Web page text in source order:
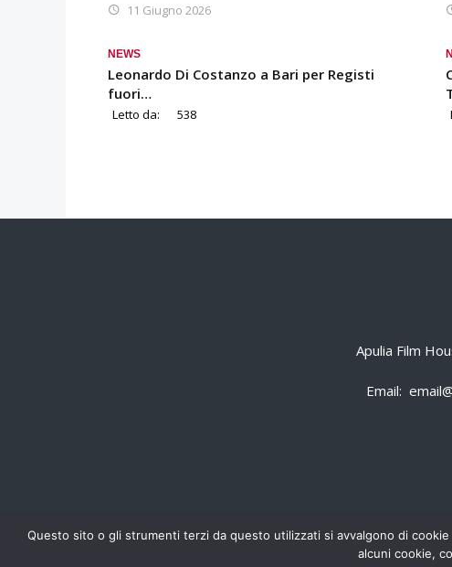
11 Giugno 2026
NEWS
Leonardo Di Costanzo a Bari per Registi
fuori…
Letto da: 538
Apulia Film
Email:
Questo sito o gli strumenti terzi da questo utilizzati si avvalgono di
alcuni cookie,